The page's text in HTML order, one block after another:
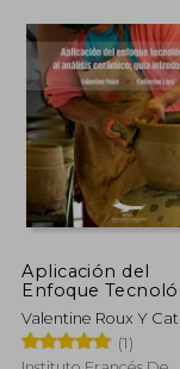
Aplicación del
Enfoque
al Análisis
Guía
Valentine Roux Y
Lara
(1)